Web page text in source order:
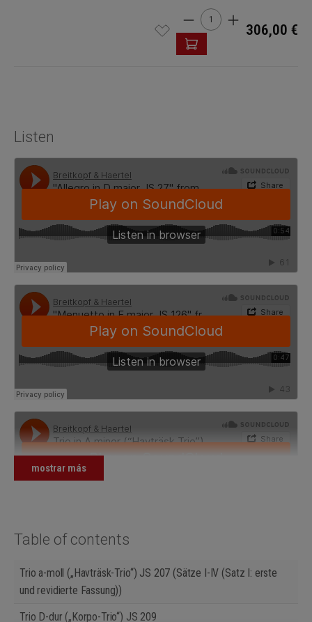
Cantidad del producto:
306,00 €
Listen
mostrar más
Table of contents
Trio a-moll („Havträsk-Trio“) JS 207 (Sätze I-IV (Satz I: erste
und revidierte Fassung))
Trio D-dur („Korpo-Trio“) JS 209